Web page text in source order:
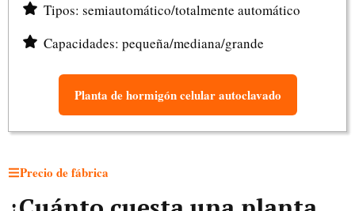
Tipos: semiautomático/totalmente automático
Capacidades: pequeña/mediana/grande
Planta de hormigón celular autoclavado
Precio de fábrica